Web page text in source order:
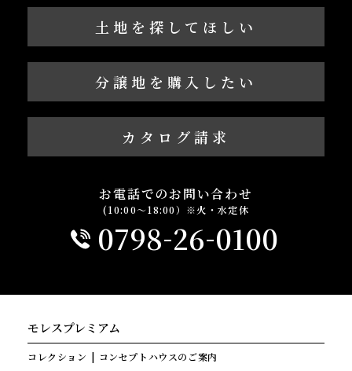
土地を探してほしい
分譲地を購入したい
カタログ請求
お電話でのお問い合わせ
(10:00～18:00）※火・水定休
0798-26-0100
モレスプレミアム
コレクション コンセプトハウスのご案内